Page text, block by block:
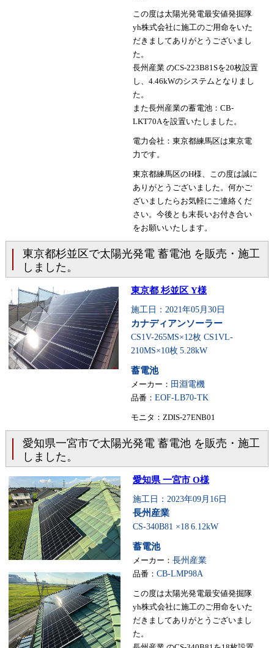
この度は太陽光発電最安値発掘隊
yh株式会社に施工のご用命をいた
だきましてありがとうございまし
た。
長州産業 のCS-223B81Sを20枚設置
し、4.46kWのシステムとなりまし
た。
また長州産業の蓄電池：CB-
LKT70Aを設置いたしました。
電力会社：東京都練馬区は東京電
力です。
東京都練馬区のH様、この度は誠に
ありがとうございました。何かご
ざいましたらお気軽にご連絡くだ
さい。今後とも末長いお付き合い
をお願いいたします。
東京都杉並区で太陽光発電 蓄電池 を販売・施工
しました。
東京都 杉並区 Y様
施工日：2021年05月30日
カナディアンソーラー
CS1V-265MS×12枚 CS1VL-
210MS×10枚 5.28kW
蓄電池
メーカー： 田淵電機
品番： EOF-LB70-TK
モニタ：ZDIS-27ENB01
愛知県一宮市で太陽光発電 蓄電池 を販売・施工
しました。
愛知県 一宮市 O様
施工日：2023年09月16日
長州産業
CS-340B81 ×18 6.12kW
蓄電池
メーカー： 長州産業
品番： CB-LMP98A
この度は太陽光発電最安値発掘隊
yh株式会社に施工のご用命をいた
だきましてありがとうございまし
た。